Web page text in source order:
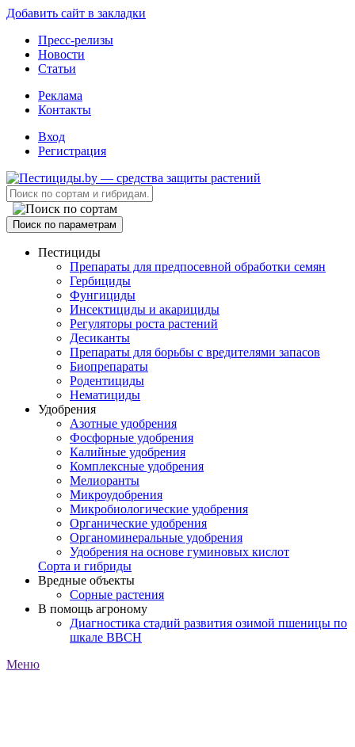
Добавить сайт в закладки
Пресс-релизы
Новости
Статьи
Реклама
Контакты
Вход
Регистрация
Поиск по параметрам
Пестициды
Препараты для предпосевной обработки семян
Гербициды
Фунгициды
Инсектициды и акарициды
Регуляторы роста растений
Десиканты
Препараты для борьбы с вредителями запасов
Биопрепараты
Родентициды
Нематициды
Удобрения
Азотные удобрения
Фосфорные удобрения
Калийные удобрения
Комплексные удобрения
Мелиоранты
Микроудобрения
Микробиологические удобрения
Органические удобрения
Органоминеральные удобрения
Удобрения на основе гуминовых кислот
Сорта и гибриды
Вредные объекты
Сорные растения
В помощь агроному
Диагностика стадий развития озимой пшеницы по
шкале ВВСН
Меню